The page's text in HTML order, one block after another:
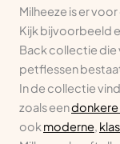
Milheeze is er
Kijk bijvoorbeeld
Back collectie
petflessen
In de collectie
zoals eendonkere
ook moderne,